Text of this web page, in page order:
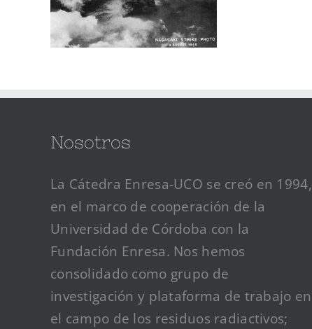
Nosotros
La Cátedra Enresa-UCO se creó en 1994,
en el marco de cooperación de la
Universidad de Córdoba con la
Fundación Enresa. Nos hemos
consolidado como grupo de
investigación y plataforma de trabajo en
el campo de los residuos radiactivos;